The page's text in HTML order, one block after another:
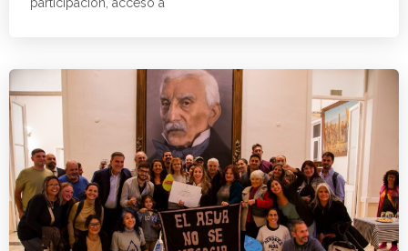
participación, acceso a